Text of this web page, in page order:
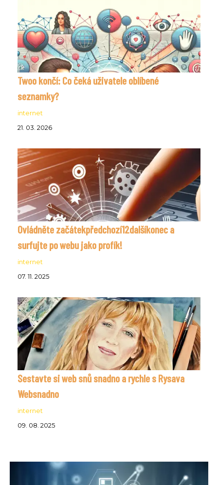
Twoo končí: Co čeká uživatele oblíbené
seznamky?
internet
21. 03. 2026
Ovládněte začátekpředchozí12dalšíkonec a
surfujte po webu jako profík!
internet
07. 11. 2025
Sestavte si web snů snadno a rychle s Rysava
Websnadno
internet
09. 08. 2025